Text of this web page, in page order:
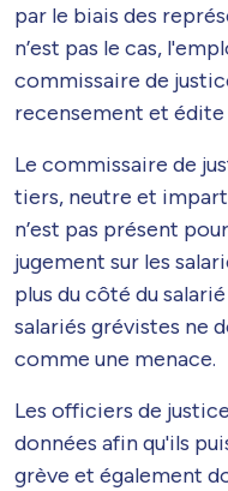
par le biais des
n’est pas le cas,
commissaire de
recensement et
Le commissaire de
tiers, neutre et
n’est pas présent
jugement sur les
plus du côté du
salariés grévistes ne
comme une menace.
Les officiers de
données afin qu'ils
grève et également